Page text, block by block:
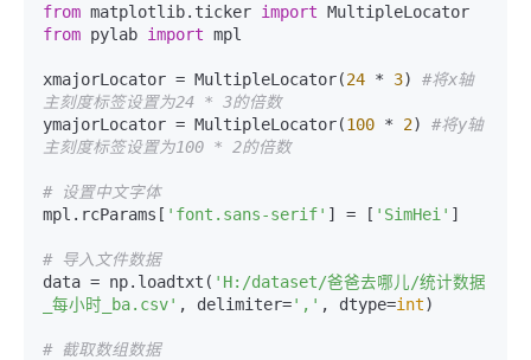
from matplotlib.ticker import
from pylab import mpl
xmajorLocator = MultipleLocator(24 * 3) #将x轴
主刻度标签设置为24 * 3的倍数
ymajorLocator = MultipleLocator(100 * 2) #将y轴
主刻度标签设置为100 * 2的倍数
# 设置中文字体
mpl.rcParams[ 'font.sans-serif' ] = [ 'SimHei' ]
# 导入文件数据
data = np.loadtxt( 'H:/dataset/爸爸去哪儿/统计数据
_每小时_ba.csv' , delimiter=',' , dtype=int)
# 截取数组数据